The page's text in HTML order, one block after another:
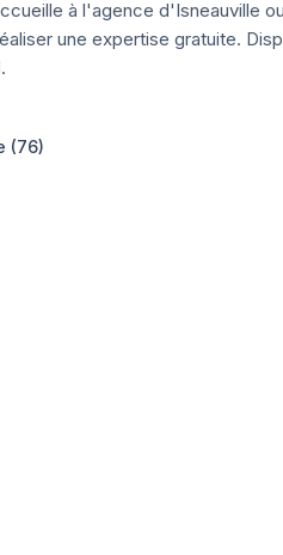
à l'agence d'Isneauville
une expertise gratuite.
(76)